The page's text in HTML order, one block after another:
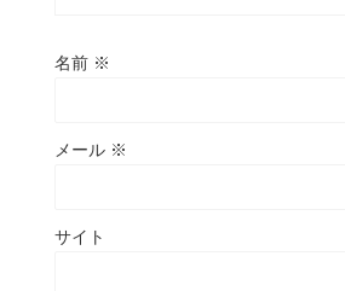
名前 ※
メール ※
サイト